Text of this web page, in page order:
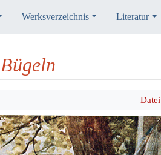
Werksverzeichnis Literatur
Datei